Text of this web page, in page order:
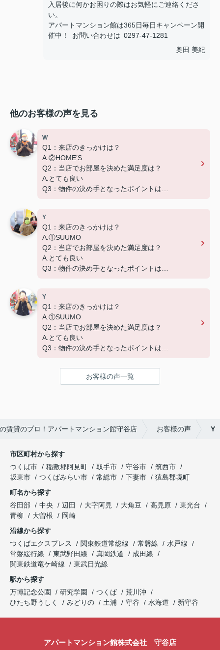
入居後に何かお困りの際はお気軽にご連絡くださ
い。
アパートマンション館は365日毎日キャンペーン開
催中！ お問い合わせは 0297-47-1281
奥田 美紀
他のお客様の声を見る
W
Q1：来店のきっかけは？
A.②HOME’S
Q2：当店でお部屋を決めた満足度は？
A.とても良い
Q3：物件の決め手となったポイントは？
Y
Q1：来店のきっかけは？
A.①SUUMO
Q2：当店でお部屋を決めた満足度は？
A.とても良い
Q3：物件の決め手となったポイントは？
Y
Q1：来店のきっかけは？
A.①SUUMO
Q2：当店でお部屋を決めた満足度は？
A.とても良い
Q3：物件の決め手となったポイントは？
お客様の声一覧
賃貸のプロ！アパートマンション館守谷店 お客様の声 Y
市区町村から探す
つくば市
稲敷郡阿見町 取手市 守谷市
筑西市
坂東市
つくばみらい市 常総市 下妻市
猿島郡境町
町名から探す
谷田部
中央 辺田 大字阿見 大角豆 高見原
東光台
青柳
大曽根
岡崎
沿線から探す
つくばエクスプレス
関東鉄道常総線 常磐線
水戸線
常磐緩行線
東武野田線 真岡鉄道
成田線
関東鉄道竜ケ崎線
東武日光線
駅から探す
万博記念公園
研究学園 つくば
荒川沖
ひたち野うしく
みどりの 土浦 守谷 水海道 新守谷
アパートマンション館株式会社 守谷店